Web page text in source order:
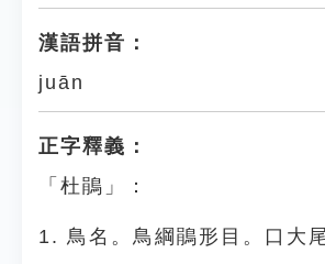
漢語拼音：
juān
正字釋義：
「杜鵑」：
1. 鳥名。鳥綱鵑形目。口大